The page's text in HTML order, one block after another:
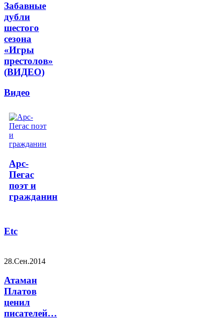
Забавные
дубли
шестого
сезона
«Игры
престолов»
(ВИДЕО)
Видео
Арс-
Пегас
поэт и
гражданин
Etc
28.Сен.2014
Атаман
Платов
ценил
писателей…